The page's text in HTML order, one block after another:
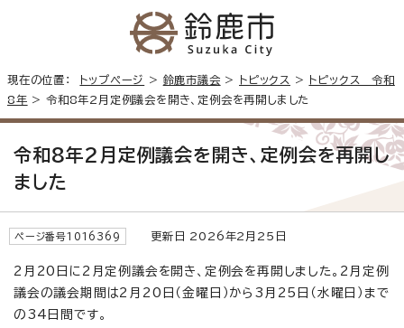
現在の位置： トップページ > 鈴鹿市議会 > トピックス >
トピックス 令和
8年 > 令和8年2月定例議会を開き、定例会を再開しました
令和8年2月定例議会を開き、定例会を再開し
ました
ページ番号1016369 更新日 2026年2月25日
2月20日に2月定例議会を開き、定例会を再開しました。2月定例
議会の議会期間は2月20日（金曜日）から3月25日（水曜日）まで
の34日間です。